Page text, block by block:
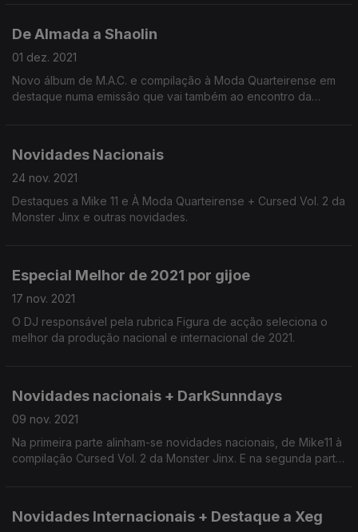
De Almada a Shaolin
01 dez. 2021
Novo álbum de M.A.C. e compilação à Moda Quarteirense em
destaque numa emissão que vai também ao encontro da
Novidades Nacionais
24 nov. 2021
Destaques a Mike 11 e À Moda Quarteirense + Cursed Vol. 2 da
Monster Jinx e outras novidades.
Especial Melhor de 2021 por gijoe
17 nov. 2021
O DJ responsável pela rubrica Figura de acção seleciona o
melhor da produção nacional e internacional de 2021.
Novidades nacionais + DarkSunndays
09 nov. 2021
Na primeira parte alinham-se novidades nacionais, de Mike11 à
compilação Cursed Vol. 2 da Monster Jinx. E na segunda parte
Novidades Internacionais + Destaque a Xeg